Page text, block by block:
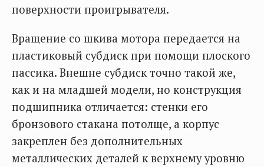
поверхности проигрывателя.
Вращение со шкива мотора передается на
пластиковый субдиск при помощи плоского
пассика. Внешне субдиск точно такой же,
как и на младшей модели, но конструкция
подшипника отличается: стенки его
бронзового стакана потолще, а корпус
закреплен без дополнительных
металлических деталей к верхнему уровню